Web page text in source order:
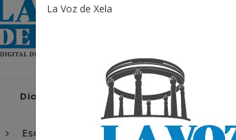
La Voz de Xela
Diario Digital Opiniones La Voz de
Escritura Noveno Aniversario